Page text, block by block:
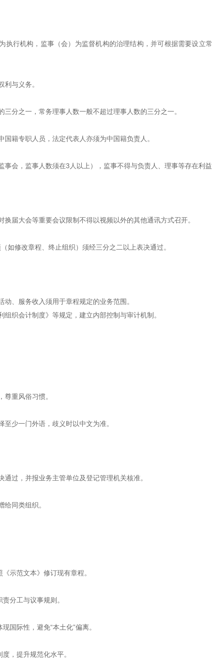
执行机构，监事（会）为监督机构的治理结构，并可根据需要设立
与义务。
分之一，常务理事人数一般不超过理事人数的三分之一。
籍专职人员，法定代表人亦须为中国籍负责人。
会，监事人数须在3人以上），监事不得与负责人、理事等存在利益
届大会等重要会议限制不得以视频以外的其他通讯方式召开。
如修改章程、终止组织）须经三分之二以上表决通过。
、服务收入须用于章程规定的业务范围。
织会计制度》等规定，建立内部控制与审计机制。
重风俗习惯。
少一门外语，歧义时以中文为准。
过，并报业务主管单位及登记管理机关核准。
同类组织。
示范文本》修订现有章程。
分工与议事规则。
国际性，避免“本土化”偏离。
，提升规范化水平。